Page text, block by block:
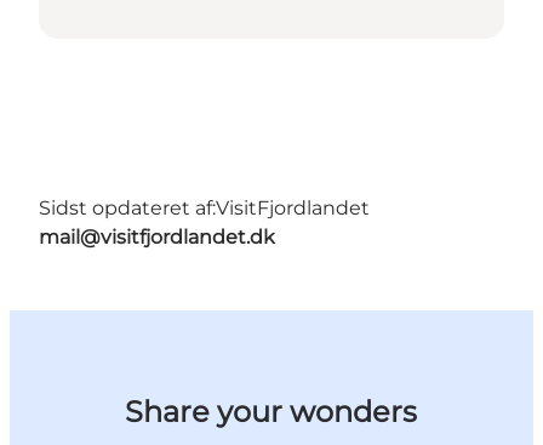
Sidst opdateret af:VisitFjordlandet
mail@visitfjordlandet.dk
Share your wonders